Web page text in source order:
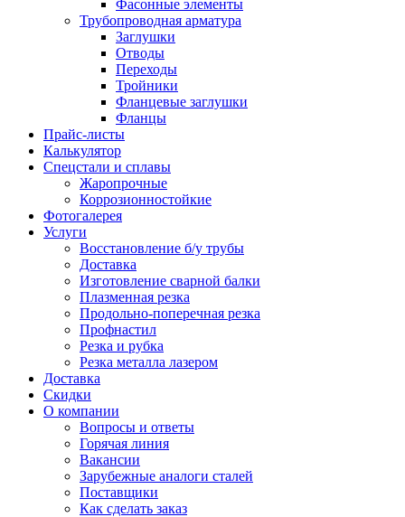
Фасонные элементы
Трубопроводная арматура
Заглушки
Отводы
Переходы
Тройники
Фланцевые заглушки
Фланцы
Прайс-листы
Калькулятор
Спецстали и сплавы
Жаропрочные
Коррозионностойкие
Фотогалерея
Услуги
Восстановление б/у трубы
Доставка
Изготовление сварной балки
Плазменная резка
Продольно-поперечная резка
Профнастил
Резка и рубка
Резка металла лазером
Доставка
Скидки
О компании
Вопросы и ответы
Горячая линия
Вакансии
Зарубежные аналоги сталей
Поставщики
Как сделать заказ